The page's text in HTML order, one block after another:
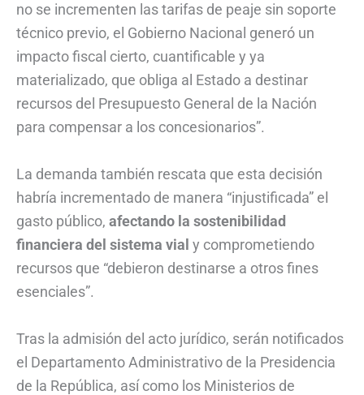
no se incrementen las tarifas de peaje sin soporte
técnico previo, el Gobierno Nacional generó un
impacto fiscal cierto, cuantificable y ya
materializado, que obliga al Estado a destinar
recursos del Presupuesto General de la Nación
para compensar a los concesionarios”.
La demanda también rescata que esta decisión
habría incrementado de manera “injustificada” el
gasto público, afectando la sostenibilidad
financiera del sistema vial y comprometiendo
recursos que “debieron destinarse a otros fines
esenciales”.
Tras la admisión del acto jurídico, serán notificados
el Departamento Administrativo de la Presidencia
de la República, así como los Ministerios de